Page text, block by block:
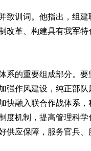
训词。他指出，组建
改革、构建具有我军特
的重要组成部分。要
强作风建设，纯正部
融入联合作战体系，
度机制，提高管理科
供应保障，服务官兵、